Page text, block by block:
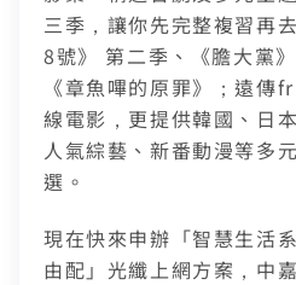
三季，讓你先完整複習再
8號》 第二季、《膽大黨
《章魚嗶的原罪》；遠傳
線電影，更提供韓國、日
人氣綜藝、新番動漫等多
選。
現在快來申辦「智慧生活
由配」光纖上網方案，中